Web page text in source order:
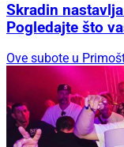
Skradin
Pogledajte što
Ove subote u